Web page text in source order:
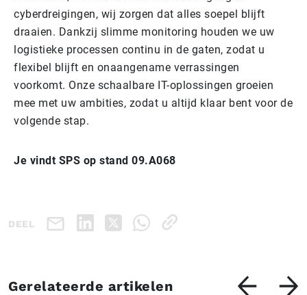
cyberdreigingen, wij zorgen dat alles soepel blijft
draaien. Dankzij slimme monitoring houden we uw
logistieke processen continu in de gaten, zodat u
flexibel blijft en onaangename verrassingen
voorkomt. Onze schaalbare IT-oplossingen groeien
mee met uw ambities, zodat u altijd klaar bent voor de
volgende stap.
Je vindt SPS op stand 09.A068
DEEL
Gerelateerde artikelen